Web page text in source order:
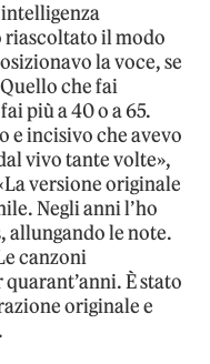
riascoltato il modo
la voce, se
che fai
più a 40 o a 65.
e incisivo che avevo
vivo tante volte»,
versione originale
Negli anni l’ho
allungando le note.
canzoni
È stato
originale e